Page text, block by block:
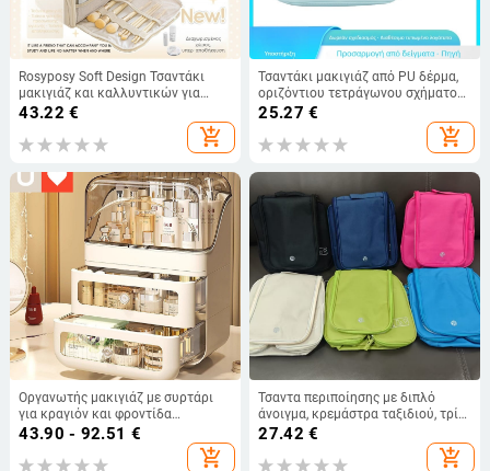
Rosyposy Soft Design Τσαντάκι
μακιγιάζ και καλλυντικών για
ταξίδια - Εξωτερικό ύφασμα,
Εσωτερική επένδυση πολυεστέρα,
Αναπνεύσιμη, Για άνδρες και
43.22 €
add_shopping_cart
Τσαντάκι μακιγιάζ από PU δέρμα,
οριζόντιου τετράγωνου σχήματος,
χωρητικότητας κάτω από 20
λίτρα, με φερμουάρ και εσωτερικό
λαμιναρισμένο θήκη με φερμουάρ
25.27 €
add_shopping_cart
Οργανωτής μακιγιάζ με συρτάρι
για κραγιόν και φροντίδα
δέρματος — ανθεκτικό στη σκόνη,
43.90 - 92.51 €
add_shopping_cart
Τσαντα περιποίησης με διπλό
άνοιγμα, κρεμάστρα ταξιδιού, τρία
διαμερίσματα, νάιλον εξωτερικό
27.42 €
add_shopping_cart